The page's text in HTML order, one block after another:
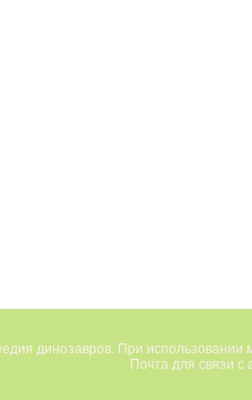
динозавров. При использовании
Почта для связи